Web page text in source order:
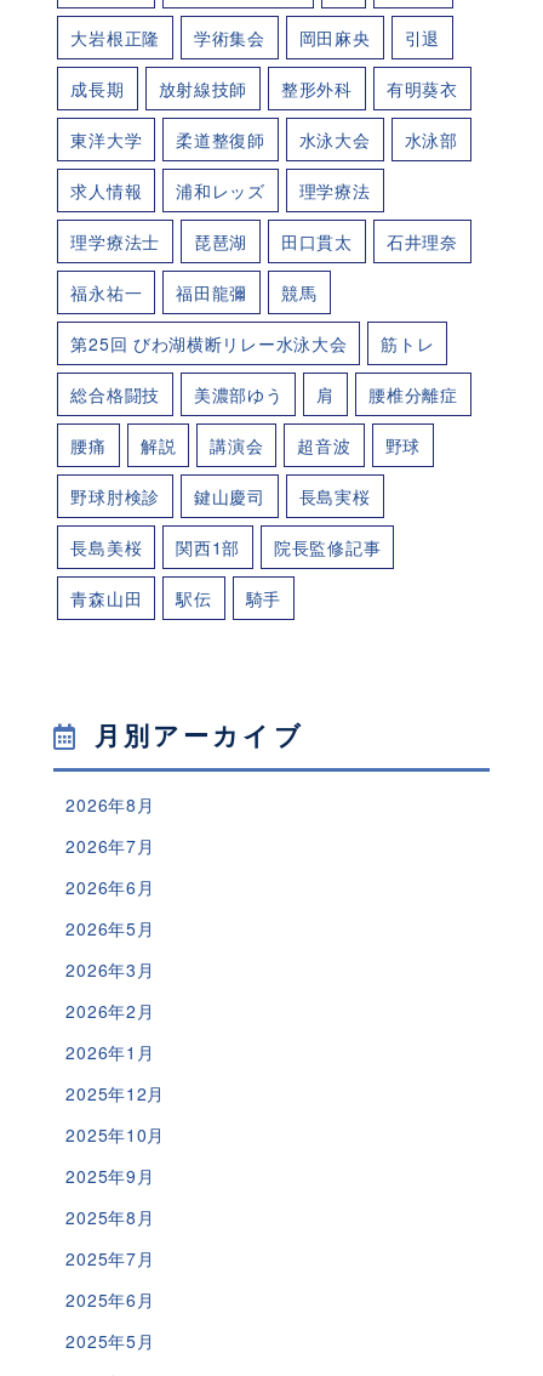
大岩根正隆 学術集会 岡田麻央 引退
成長期 放射線技師 整形外科 有明葵衣
東洋大学 柔道整復師 水泳大会 水泳部
求人情報 浦和レッズ 理学療法
理学療法士 琵琶湖 田口貫太 石井理奈
福永祐一 福田龍彌 競馬
第25回 びわ湖横断リレー水泳大会 筋トレ
総合格闘技 美濃部ゆう 肩 腰椎分離症
腰痛 解説 講演会 超音波 野球
野球肘検診 鍵山慶司 長島実桜
長島美桜 関西1部 院長監修記事
青森山田 駅伝 騎手
月別アーカイブ
2026年8月
2026年7月
2026年6月
2026年5月
2026年3月
2026年2月
2026年1月
2025年12月
2025年10月
2025年9月
2025年8月
2025年7月
2025年6月
2025年5月